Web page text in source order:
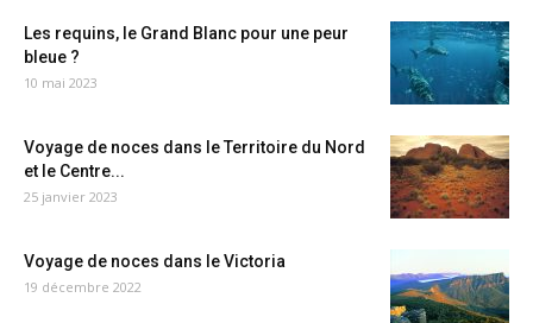
Les requins, le Grand Blanc pour une peur
bleue ?
10 mai 2023
Voyage de noces dans le Territoire du Nord
et le Centre...
25 janvier 2023
Voyage de noces dans le Victoria
19 décembre 2022